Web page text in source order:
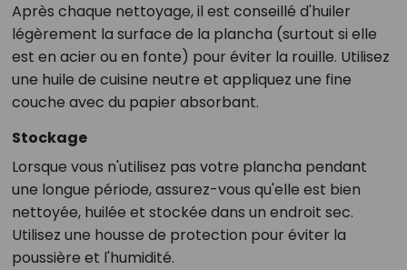
Après chaque nettoyage, il est conseillé d'huiler
légèrement la surface de la plancha (surtout si elle
est en acier ou en fonte) pour éviter la rouille. Utilisez
une huile de cuisine neutre et appliquez une fine
couche avec du papier absorbant.
Stockage
Lorsque vous n'utilisez pas votre plancha pendant
une longue période, assurez-vous qu'elle est bien
nettoyée, huilée et stockée dans un endroit sec.
Utilisez une housse de protection pour éviter la
poussière et l'humidité.